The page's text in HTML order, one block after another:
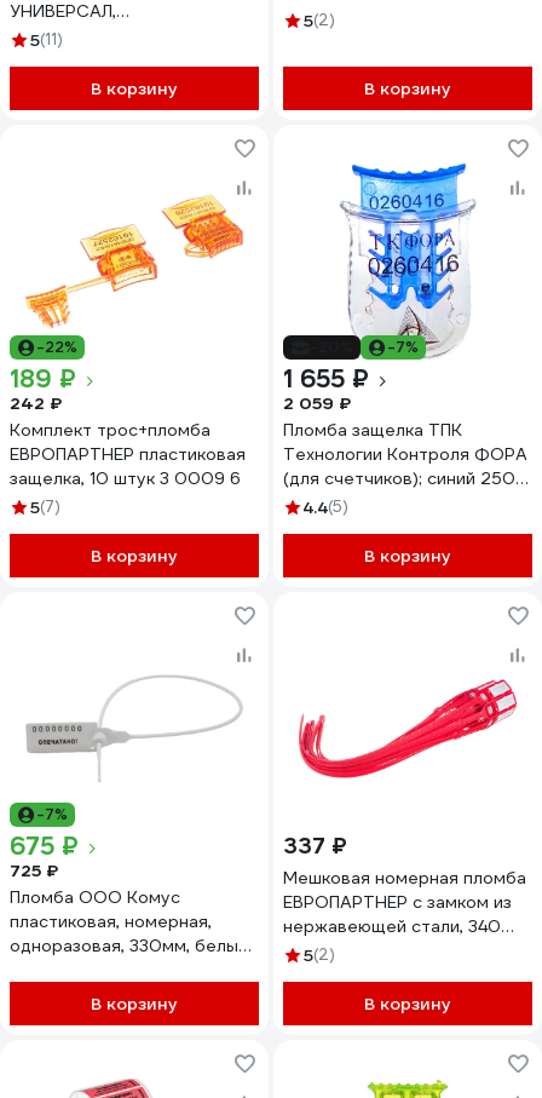
УНИВЕРСАЛ,
самофиксирующиеся, длина
1000шт 600806
5(11)
В корзину
самофиксирующиеся, длина
1000шт 607444
5(2)
В корзину
-22%
189 ₽
242 ₽
Комплект трос+пломба
ЕВРОПАРТНЕР пластиковая
защелка, 10 штук 3 0009 6
5(7)
В корзину
-7%
1 655 ₽
2 059 ₽
Пломба защелка ТПК
Технологии Контроля ФОРА
(для счетчиков); синий 250
шт. 24128
4.4(5)
В корзину
-7%
675 ₽
725 ₽
Пломба ООО Комус
пластиковая, номерная,
одноразовая, 330мм, белый,
В корзину
337 ₽
Мешковая номерная пломба
ЕВРОПАРТНЕР с замком из
нержавеющей стали, 340
мм, 10 штук 3 0010 8
5(2)
В корзину